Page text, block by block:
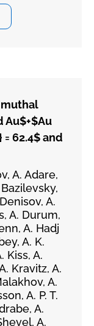
Au$+$Au
62.4$ and
A. Adare,
A.
A. Durum,
A. Hadj
A. K.
Kiss, A.
Kravitz, A.
A.
A. P. T.
A.
A.